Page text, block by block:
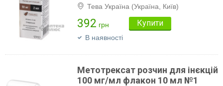
Тева Україна (Україна, Київ)
392 грн Купити
В наявності
Метотрексат розчин для інєкцій
100 мг/мл флакон 10 мл №1